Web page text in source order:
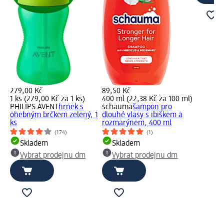
279,00 Kč
1 ks (279,00 Kč za 1 ks)
PHILIPS AVENT hrnek s
ohebným brčkem zelený, 1
ks
(174)
Skladem
Vybrat prodejnu dm
89,50 Kč
400 ml (22,38 Kč za 100 ml)
schaumašampon pro
dlouhé vlasy s ibiškem a
rozmarýnem, 400 ml
(1)
Skladem
Vybrat prodejnu dm